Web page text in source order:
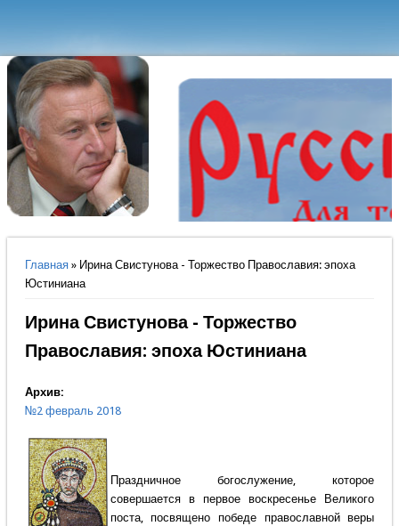
Вы здесь
Главная» Ирина Свистунова - Торжество Православия: эпоха
Юстиниана
Ирина Свистунова - Торжество
Православия: эпоха Юстиниана
Архив:
№2 февраль 2018
Праздничное богослужение, которое
совершается в первое воскресенье Великого
поста, посвящено победе православной веры